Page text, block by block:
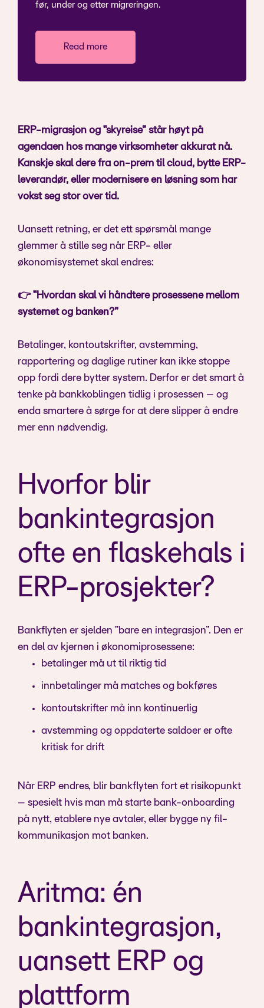
før, under og etter migreringen.
Read more
ERP-migrasjon og “skyreise” står høyt på
agendaen hos mange virksomheter akkurat nå.
Kanskje skal dere fra on-prem til cloud, bytte ERP-
leverandør, eller modernisere en løsning som har
vokst seg stor over tid.
Uansett retning, er det ett spørsmål mange
glemmer å stille seg når ERP- eller
økonomisystemet skal endres:
👉 “Hvordan skal vi håndtere prosessene mellom
systemet og banken?”
Betalinger, kontoutskrifter, avstemming,
rapportering og daglige rutiner kan ikke stoppe
opp fordi dere bytter system. Derfor er det smart å
tenke på bankkoblingen tidlig i prosessen – og
enda smartere å sørge for at dere slipper å endre
mer enn nødvendig.
Hvorfor blir
bankintegrasjon
ofte en flaskehals i
ERP-prosjekter?
Bankflyten er sjelden “bare en integrasjon”. Den er
en del av kjernen i økonomiprosessene:
betalinger må ut til riktig tid
innbetalinger må matches og bokføres
kontoutskrifter må inn kontinuerlig
avstemming og oppdaterte saldoer er ofte
kritisk for drift
Når ERP endres, blir bankflyten fort et risikopunkt
– spesielt hvis man må starte bank-onboarding
på nytt, etablere nye avtaler, eller bygge ny fil-
kommunikasjon mot banken.
Aritma: én
bankintegrasjon,
uansett ERP og
plattform